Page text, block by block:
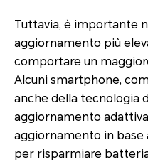
Tuttavia, è importante
aggiornamento più
comportare un
Alcuni smartphone,
anche della tecnologia
aggiornamento
aggiornamento in base
per risparmiare